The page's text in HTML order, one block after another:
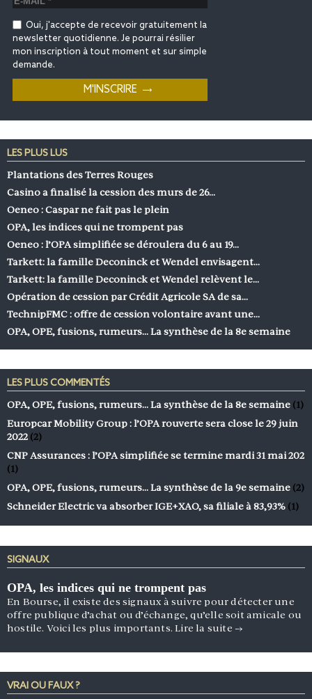
Oui, j'accepte de recevoir gratuitement la
newsletter quotidienne. Je pourrai résilier
mon inscription à tout moment et sur simple
demande.
LES PLUS LUS
Plantations des Terres Rouges
Casino a finalisé la cession des murs de 26…
Oeneo : Caspar ne fait pas le plein
OPA, les indices qui ne trompent pas
Oeneo : l’OPA simplifiée se déroulera du 6 au 19…
Tarkett: la famille Deconinck et Wendel envisagent…
Tarkett: la famille Deconinck et Wendel relèvent le…
Opération de cession par Crédit Agricole SA de sa…
TechnipFMC : offre de cession volontaire avant une…
OPA, OPE, fusions, rumeurs… La synthèse de la 8e semaine
LES PLUS COMMENTÉS
OPA, OPE, fusions, rumeurs… La synthèse de la 8e semaine (1)
Europcar Mobility Group : l’OPA rouverte sera close le 29 juin
2022 (2)
CNP Assurances : l’OPA simplifiée se termine mardi 31 mai 202
(1)
OPA, OPE, fusions, rumeurs… La synthèse de la 9e semaine (2)
Schneider Electric va absorber IGE+XAO, sa filiale à 83,93% (1)
SIGNAUX
OPA, les indices qui ne trompent pas
En Bourse, il existe des signaux à suivre pour détecter une
offre publique d’achat ou d’échange, qu’elle soit amicale ou
hostile. Voici les plus importants.Lire la suite →
VRAI OU FAUX ?